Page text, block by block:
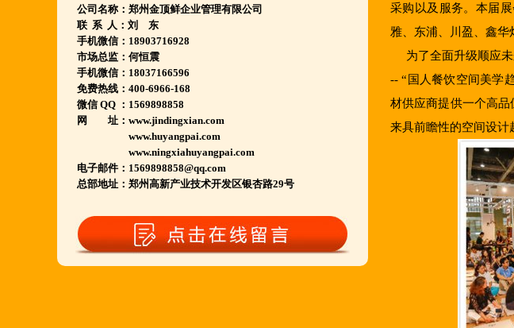
期待您加入大家庭.
若您开店无必胜把握,
请致电我们:4006966168
陕西西安市 宁夏银川市 山东聊城市等店.....
江苏泗洪 沭阳 浙江宁波温州等店.....
河南南阳多家 焦作周口多家店.....
郑州港区 许昌洛阳开封多家店.....
安徽亳州清真店 湖北襄阳店.....
山西晋城 阳泉等店.....
欢迎您到就近店品尝考察.
公司名称： 郑州金顶鲜企业管理有限公司
联 系 人：刘 东
手机微信：18903716928
市场总监：何恒震
手机微信：18037166596
免费热线：400-6966-168
微信 QQ ：1569898858
网 址：www.jindingxian.com
www.huyangpai.com
www.ningxiahuyangpai.com
电子邮件：1569898858@qq.com
总部地址：郑州高新产业技术开发区银杏路29号
采购以及服务。本届
雅、东浦、川盈、鑫华
为了全面升级顺应未
-- “国人餐饮空间美学
材供应商提供一个高
来具前瞻性的空间设计